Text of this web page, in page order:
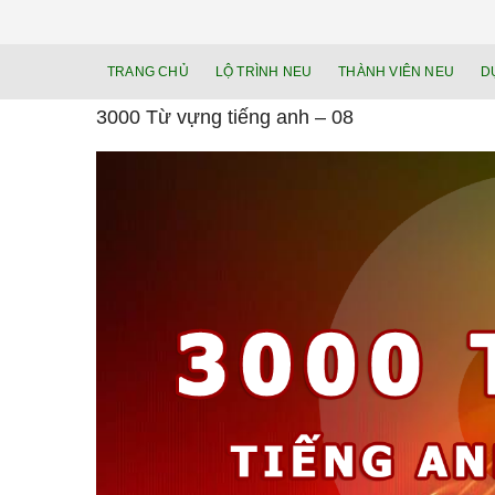
TRANG CHỦ LỘ TRÌNH NEU THÀNH VIÊN NEU
3000 Từ vựng tiếng anh – 08